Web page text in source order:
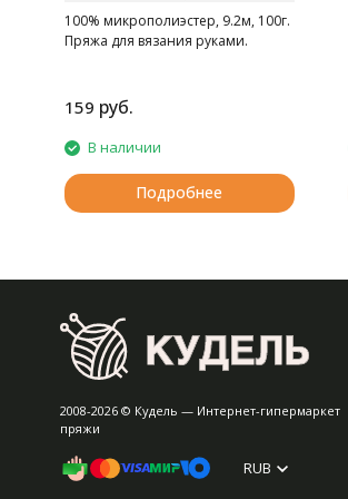
100% микрополиэстер, 9.2м, 100г.
Пряжа для вязания руками.
159 руб.
В наличии
Подробнее
2008-2026 © Кудель — Интернет-гипермаркет
пряжи
RUB